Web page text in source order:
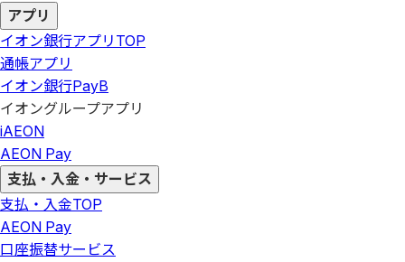
アプリ
イオン銀行アプリ TOP
通帳アプリ
イオン銀行PayB
イオングループアプリ
iAEON
AEON Pay
支払・入金・サービス
支払・入金TOP
AEON Pay
口座振替サービス